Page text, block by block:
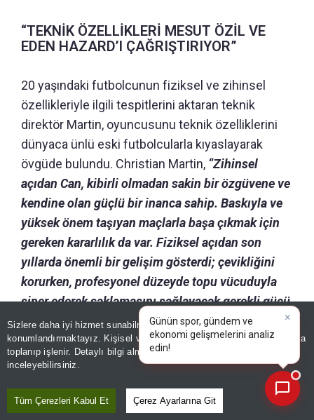
Sizlere daha iyi hizmet sunabilmek adına sitemizdeçerez
konumlandırmaktayız. Kişisel verileriniz, KVKK ve GDPR kapsamında
toplanıp işlenir. Detaylı bilgi almak için
inceleyebilirsiniz.
Tüm Çerezleri Kabul Et Çerez Ayarlarına Git
“TEKNİK ÖZELLİKLERİ MESUT ÖZİL VE
EDEN HAZARD’I ÇAĞRIŞTIRIYOR”
20 yaşındaki futbolcunun fiziksel ve zihinsel
özellikleriyle ilgili tespitlerini aktaran teknik
direktör Martin, oyuncusunu teknik özelliklerini
dünyaca ünlü eski futbolcularla kıyaslayarak
övgüde bulundu. Christian Martin, “Zihinsel
açıdan Can, kibirli olmadan sakin bir özgüvene ve
kendine olan güçlü bir inanca sahip. Baskıyla ve
yüksek önem taşıyan maçlarla başa çıkmak için
gereken kararlılık da var. Fiziksel açıdan son
yıllarda önemli bir gelişim gösterdi; çevikliğini
korurken, profesyonel düzeyde topu vücuduyla
siper ederek saklamasını sağlayacak gerekli gücü
de kazandı.Oyuncu profili ve tarzı açısından;
akıcı hareketleri, ince vücut çalımları ve dar
alanlarda kolayca hareket edebilme becerisi,
başlarındaki hallerini —yani sahada süzülerek
Günün